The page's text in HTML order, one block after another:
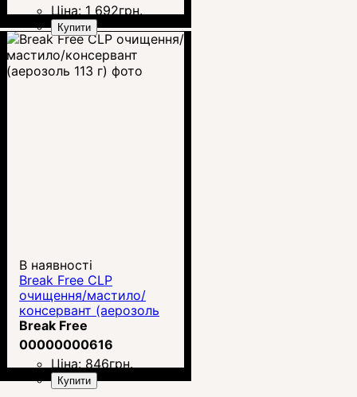
Ціна: 1 692грн.
Купити
В наявності
Break Free CLP
очищення/мастило/
консервант (аерозоль
113 г)
Break Free
00000000616
Ціна: 846грн.
Купити